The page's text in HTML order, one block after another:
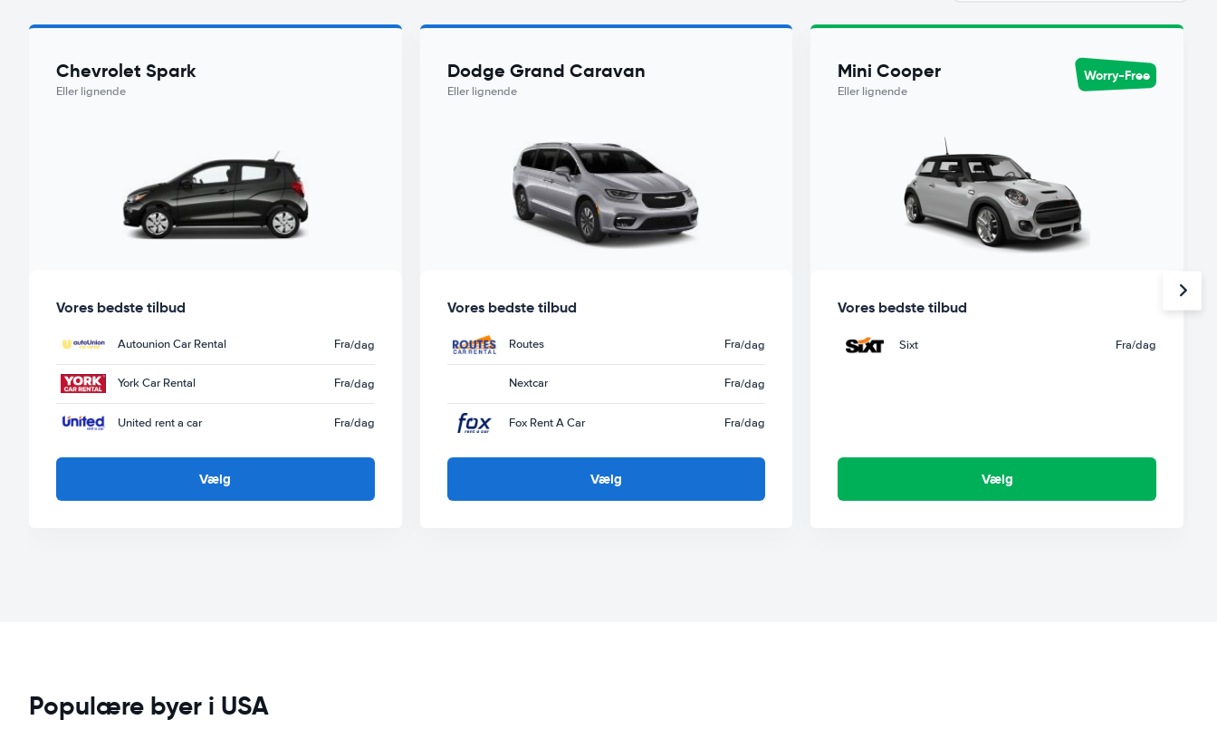
Chevrolet Spark
Eller lignende
Vores bedste tilbud
Autounion Car Rental Fra/dag
York Car Rental Fra/dag
United rent a car Fra/dag
Vælg
Dodge Grand Caravan
Eller lignende
Vores bedste tilbud
Routes Fra/dag
Nextcar Fra/dag
Fox Rent A Car Fra/dag
Vælg
Mini Cooper
Eller lignende
Worry-Free
Vores bedste tilbud
Sixt Fra/dag
Vælg
Populære byer i USA